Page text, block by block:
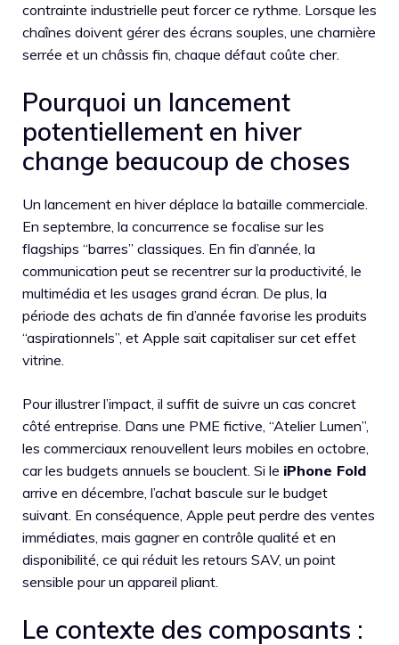
contrainte industrielle peut forcer ce rythme. Lorsque les
chaînes doivent gérer des écrans souples, une charnière
serrée et un châssis fin, chaque défaut coûte cher.
Pourquoi un lancement
potentiellement en hiver
change beaucoup de choses
Un lancement en hiver déplace la bataille commerciale.
En septembre, la concurrence se focalise sur les
flagships “barres” classiques. En fin d’année, la
communication peut se recentrer sur la productivité, le
multimédia et les usages grand écran. De plus, la
période des achats de fin d’année favorise les produits
“aspirationnels”, et Apple sait capitaliser sur cet effet
vitrine.
Pour illustrer l’impact, il suffit de suivre un cas concret
côté entreprise. Dans une PME fictive, “Atelier Lumen”,
les commerciaux renouvellent leurs mobiles en octobre,
car les budgets annuels se bouclent. Si le iPhone Fold
arrive en décembre, l’achat bascule sur le budget
suivant. En conséquence, Apple peut perdre des ventes
immédiates, mais gagner en contrôle qualité et en
disponibilité, ce qui réduit les retours SAV, un point
sensible pour un appareil pliant.
Le contexte des composants :